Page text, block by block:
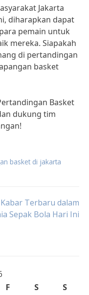
Jakarta
diharapkan dapat
pemain untuk
mereka. Siapakah
di pertandingan
basket
Basket
dukung tim
basket di jakarta
Kabar Terbaru dalam
Sepak Bola Hari Ini
F S
S